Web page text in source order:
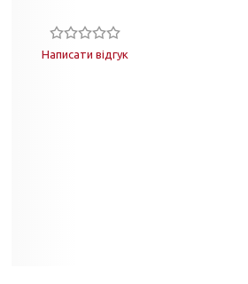
Написати відгук